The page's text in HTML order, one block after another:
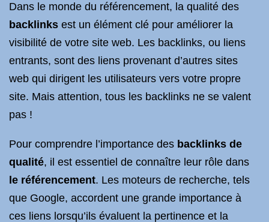
Dans le monde du référencement, la qualité des
backlinks est un élément clé pour améliorer la
visibilité de votre site web. Les backlinks, ou liens
entrants, sont des liens provenant d’autres sites
web qui dirigent les utilisateurs vers votre propre
site. Mais attention, tous les backlinks ne se valent
pas !
Pour comprendre l’importance des backlinks de
qualité, il est essentiel de connaître leur rôle dans
le référencement. Les moteurs de recherche, tels
que Google, accordent une grande importance à
ces liens lorsqu’ils évaluent la pertinence et la